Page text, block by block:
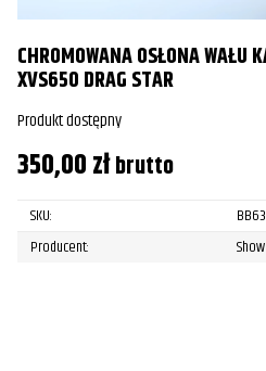
CHROMOWANA OSŁONA WAŁU
XVS650 DRAG STAR
Produkt dostępny
350,00złbrutto
SKU:
Producent: